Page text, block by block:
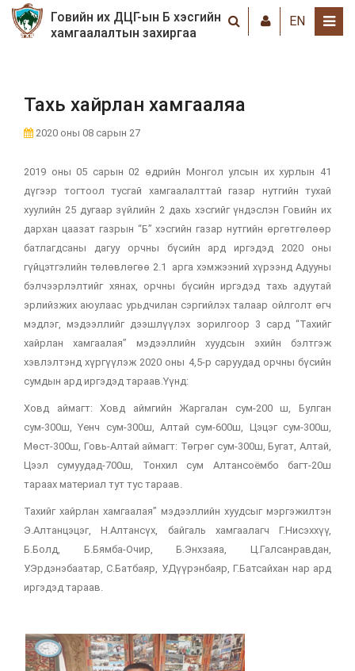
Говийн их ДЦГ-ын Б хэсгийн
хамгаалалтын захиргаа
EN
Тахь хайрлан хамгааляа
2020 оны 08 сарын 27
2019 оны 05 сарын 02 өдрийн Монгол улсын их хурлын 41
дүгээр тогтоол тусгай хамгаалалттай газар нутгийн тухай
хуулийн 25 дугаар зүйлийн 2 дахь хэсгийг үндэслэн Говийн их
дархан цаазат газрын “Б” хэсгийн газар нутгийн өргөтгөлөөр
батлагдсаны дагуу орчны бүсийн ард иргэдэд 2020 оны
гүйцэтгэлийн төлөвлөгөө 2.1 арга хэмжээний хүрээнд Адууны
бэлчээрлэлтийг хянах, орчны бүсийн иргэдэд тахь адуутай
эрлийзжих аюулаас урьдчилан сэргийлэх талаар ойлголт өгч
мэдлэг, мэдээллийг дээшлүүлэх зорилгоор 3 сард “Тахийг
хайрлан хамгаалая” мэдээллийн хуудсын эхийн бэлтгэж
хэвлэлтэнд хүргүүлэж 2020 оны 4,5-р саруудад орчны бүсийн
сумдын ард иргэдэд тараав.Үүнд:
Ховд аймагт: Ховд аймгийн Жаргалан сум-200 ш, Булган
сум-300ш, Үенч сум-300ш, Алтай сум-600ш, Цэцэг сум-300ш,
Мөст-300ш, Говь-Алтай аймагт: Төгрөг сум-300ш, Бугат, Алтай,
Цээл сумуудад-700ш, Тонхил сум Алтансоёмбо багт-20ш
тараах материал тут тус тараав.
Тахийг хайрлан хамгаалая” мэдээллийн хуудсыг мэргэжилтэн
Э.Алтанцэцэг, Н.Алтансүх, байгаль хамгаалагч Г.Нисэххүү,
Б.Болд, Б.Бямба-Очир, Б.Энхзаяа, Ц.Галсанравдан,
У.Эрдэнэбаатар, С.Батбаяр, У.Дүүрэнбаяр, Г.Батсайхан нар ард
иргэдэд тараав.